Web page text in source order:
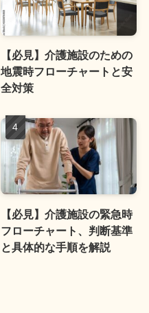
【必見】介護施設のための
地震時フローチャートと安
全対策
【必見】介護施設の緊急時
フローチャート、判断基準
と具体的な手順を解説